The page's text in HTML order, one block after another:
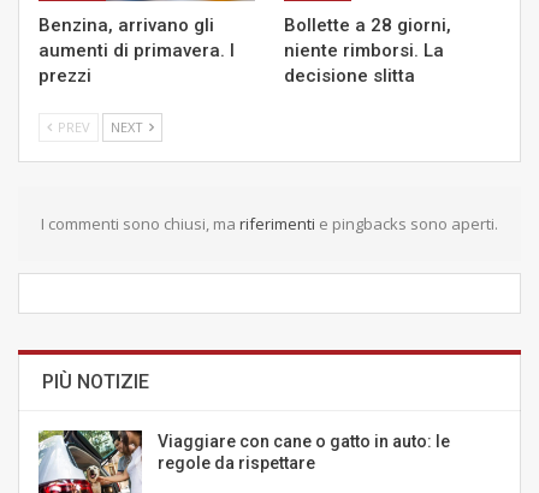
Benzina, arrivano gli
aumenti di primavera. I
prezzi
Bollette a 28 giorni,
niente rimborsi. La
decisione slitta
PREV NEXT
I commenti sono chiusi, ma riferimenti e pingbacks sono aperti.
PIÙ NOTIZIE
Viaggiare con cane o gatto in auto: le
regole da rispettare